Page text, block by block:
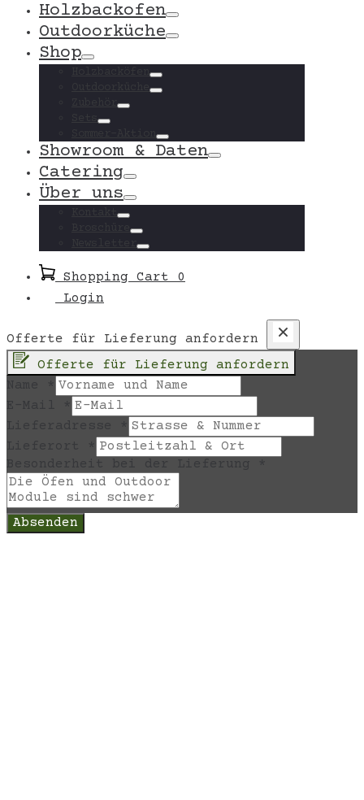
Holzbackofen Toggle
Outdoorküche Toggle
Shop Toggle
Toggle
Toggle
Toggle
Toggle
Toggle
Showroom & Daten Toggle
Catering Toggle
Über uns Toggle
Toggle
Toggle
Toggle
Shopping Cart
0
Login
Offerte für Lieferung anfordern
Offerte für Lieferung anfordern
Name
E-Mail
Lieferadresse
Lieferort
Besonderheit bei der Lieferung
Absenden